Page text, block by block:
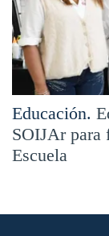
Educación.
SOIJAr para
Escuela